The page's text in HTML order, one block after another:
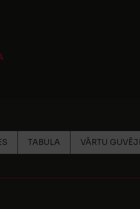
TABULA VĀRTU